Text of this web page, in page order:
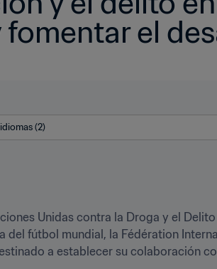
el
(2)
Unidas contra la Droga y el
del fútbol mundial, la Fédération
a establecer su colaboración